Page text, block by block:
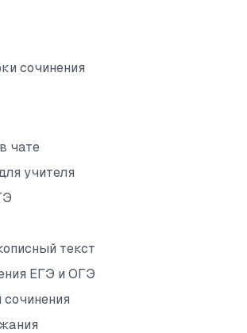
сочинения
чате
учителя
текст
ЕГЭ и ОГЭ